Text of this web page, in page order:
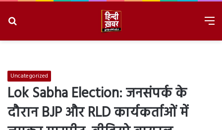
Uncategorized
Lok Sabha Election: जनसंपर्क के
दौरान BJP और RLD कार्यकर्ताओं में